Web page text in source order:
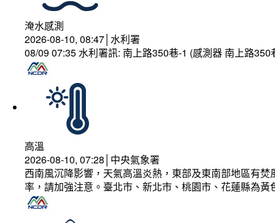
淹水感測
2026-08-10, 08:47│水利署
08/09 07:35 水利署訊: 南上路350巷-1 (感測器 南上路
高溫
2026-08-10, 07:28│中央氣象署
西南風沉降影響，天氣高溫炎熱，東部及東南部地區有
率，請加強注意。臺北市、新北市、桃園市、花蓮縣為